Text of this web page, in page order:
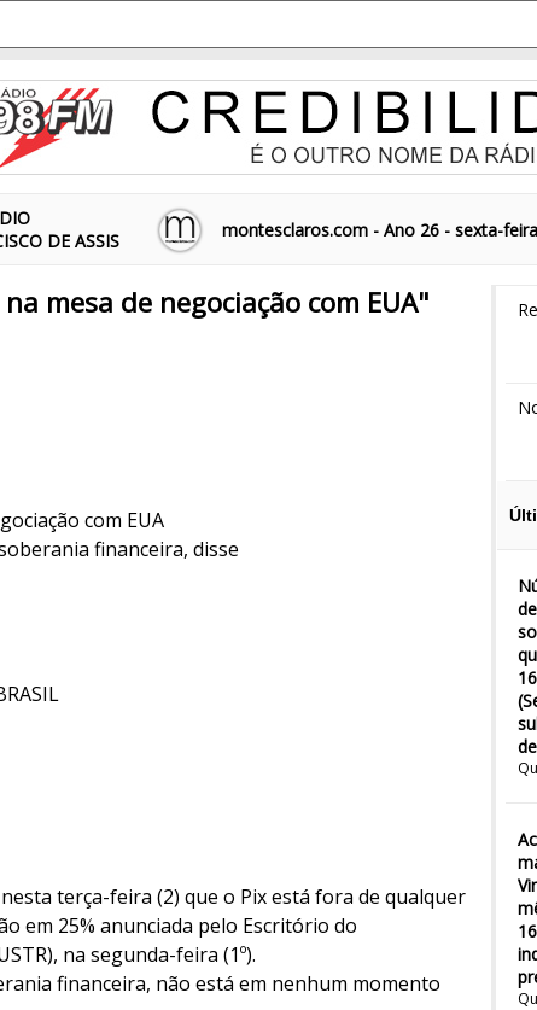
DE ASSIS
montesclaros.com - Ano 26 - sexta-
mesa de negociação com EUA"
com EUA
financeira, disse
terça-feira (2) que o Pix está fora de qualquer
em 25% anunciada pelo Escritório do
na segunda-feira (1º).
financeira, não está em nenhum momento